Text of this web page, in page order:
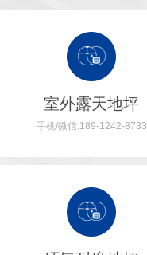
室外露天地坪
手机/微信:189-1242-8733